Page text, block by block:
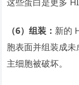
（6）组装： 新的
胞表面并组装成
主细胞被破坏。